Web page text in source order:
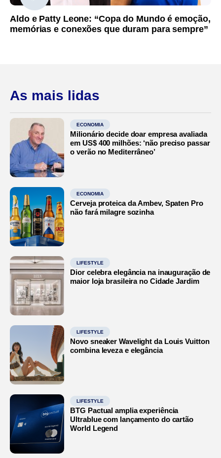
Aldo e Patty Leone: “Copa do Mundo é emoção,
memórias e conexões que duram para sempre”
As mais lidas
ECONOMIA
Milionário decide doar empresa avaliada
em US$ 400 milhões: ‘não preciso passar
o verão no Mediterrâneo’
ECONOMIA
Cerveja proteica da Ambev, Spaten Pro
não fará milagre sozinha
LIFESTYLE
Dior celebra elegância na inauguração de
maior loja brasileira no Cidade Jardim
LIFESTYLE
Novo sneaker Wavelight da Louis Vuitton
combina leveza e elegância
LIFESTYLE
BTG Pactual amplia experiência
Ultrablue com lançamento do cartão
World Legend